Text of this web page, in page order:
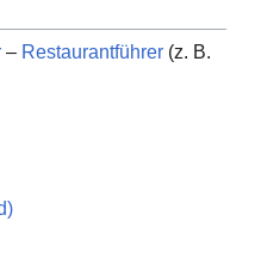
– Restaurantführer(z. B.